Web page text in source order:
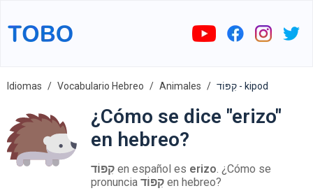
Idiomas Vocabulario Hebreo Animales קִפּוֹד - kipod
¿Cómo se dice "erizo"
en hebreo?
קִפּוֹד en español es erizo. ¿Cómo se
pronuncia קִפּוֹד en hebreo?